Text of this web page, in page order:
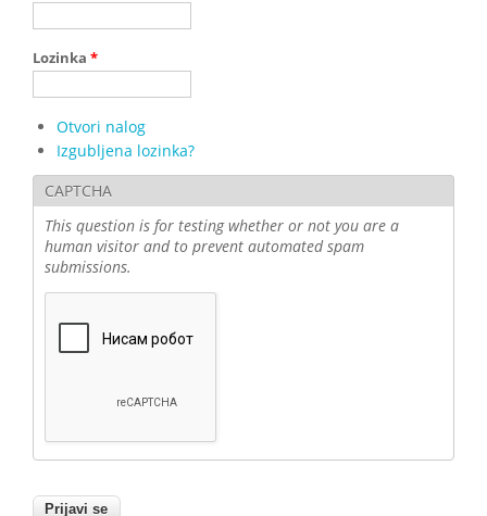
Lozinka *
Otvori nalog
Izgubljena lozinka?
CAPTCHA
This question is for testing whether or not you are a
human visitor and to prevent automated spam
submissions.